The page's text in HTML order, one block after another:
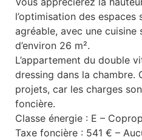
l’optimisation des
agréable, avec une
d’environ 26 m².
L’appartement du double
dressing dans la chambre.
projets, car les charges
foncière.
Classe énergie : E –
Taxe foncière : 541 € –